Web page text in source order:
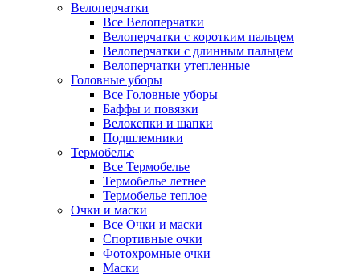
Велоперчатки
Все Велоперчатки
Велоперчатки с коротким пальцем
Велоперчатки с длинным пальцем
Велоперчатки утепленные
Головные уборы
Все Головные уборы
Баффы и повязки
Велокепки и шапки
Подшлемники
Термобелье
Все Термобелье
Термобелье летнее
Термобелье теплое
Очки и маски
Все Очки и маски
Спортивные очки
Фотохромные очки
Маски